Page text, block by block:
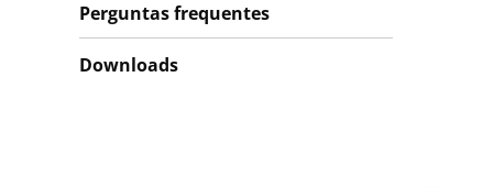
Perguntas frequentes
Downloads